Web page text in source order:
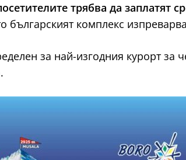
трябва да заплатят
българският комплекс
за най-изгодния курорт